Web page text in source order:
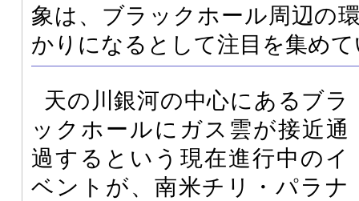
象は、ブラックホール周辺の
かりになるとして注目を集め
天の川銀河の中心にあるブラ
ックホールにガス雲が接近通
過するという現在進行中のイ
ベントが、南米チリ・パラナ